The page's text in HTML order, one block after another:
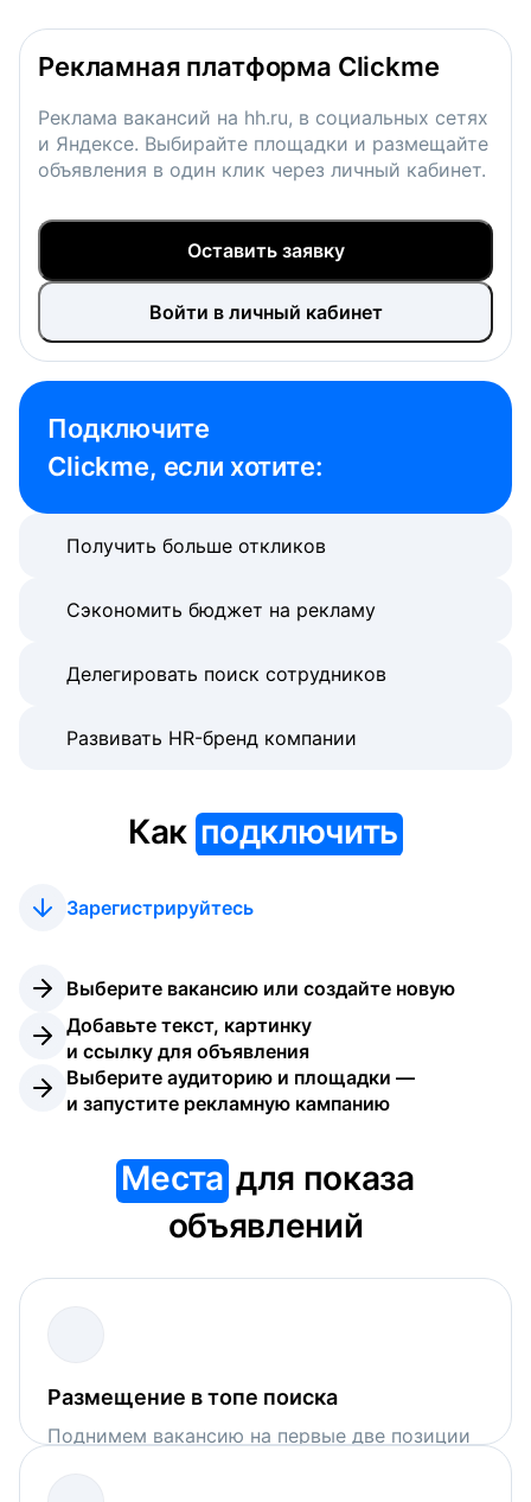
Рекламная платформа Clickme
Реклама вакансий на hh.ru, в социальных сетях
и Яндексе. Выбирайте площадки и размещайте
объявления в один клик через личный кабинет.
Оставить заявку
Войти в личный кабинет
Подключите
Clickme, если хотите:
Получить больше откликов
Сэкономить бюджет на рекламу
Делегировать поиск сотрудников
Развивать HR-бренд компании
Как подключить
Зарегистрируйтесь
Выберите вакансию или создайте новую
Добавьте текст, картинку
и ссылку для объявления
Выберите аудиторию и площадки —
и запустите рекламную кампанию
Местадля показа
объявлений
Размещение в топе поиска
Поднимем вакансию на первые две позиции